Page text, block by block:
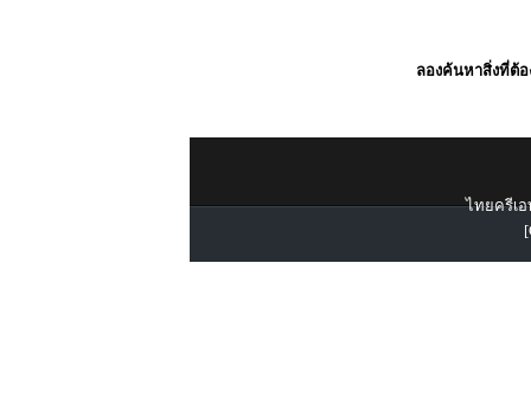
ลองค้นหาสิ่งที่ต้อ
ไทยครีเอ
[